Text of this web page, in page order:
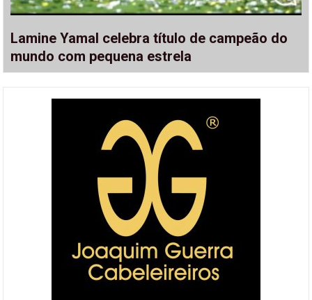
Lamine Yamal celebra título de campeão do
mundo com pequena estrela